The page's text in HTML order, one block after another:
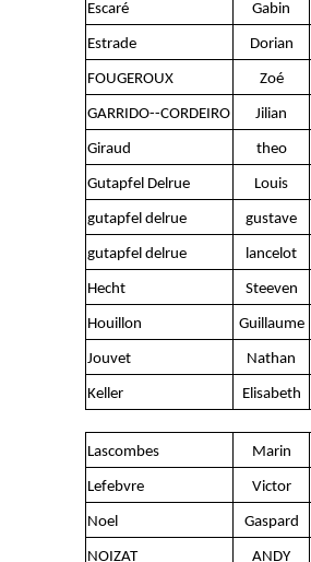
Escaré Gabin
Estrade Dorian
FOUGEROUX Zoé
GARRIDO--CORDEIRO Jilian
Giraud theo
Gutapfel Delrue Louis
gutapfel delrue gustave
gutapfel delrue lancelot
Hecht Steeven
Houillon Guillaume
Jouvet Nathan
Keller Elisabeth
Lascombes Marin
Lefebvre Victor
Noel Gaspard
NOIZAT ANDY